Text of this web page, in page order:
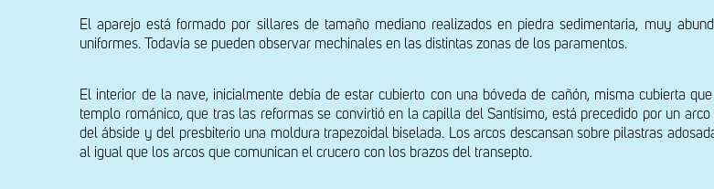
El aparejo está formado por sillares de tamaño mediano realizados en piedra sedimentaria, muy
uniformes. Todavía se pueden observar mechinales en las distintas zonas de los paramentos.
El interior de la nave, inicialmente debía de estar cubierto con una bóveda de cañón, misma cubierta
templo románico, que tras las reformas se convirtió en la capilla del Santísimo, está precedido por un
del ábside y del presbiterio una moldura trapezoidal biselada. Los arcos descansan sobre pilastras
al igual que los arcos que comunican el crucero con los brazos del transepto.